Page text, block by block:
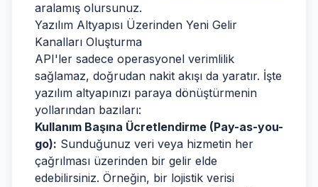
aralamış olursunuz.
Yazılım Altyapısı Üzerinden Yeni Gelir
Kanalları Oluşturma
API'ler sadece operasyonel verimlilik
sağlamaz, doğrudan nakit akışı da yaratır. İşte
yazılım altyapınızı paraya dönüştürmenin
yollarından bazıları:
Kullanım Başına Ücretlendirme (Pay-as-you-
go): Sunduğunuz veri veya hizmetin her
çağrılması üzerinden bir gelir elde
edebilirsiniz. Örneğin, bir lojistik verisi